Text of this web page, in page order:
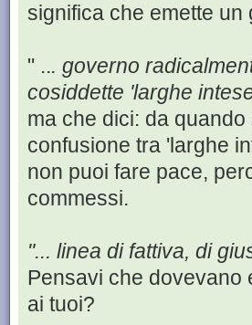
significa che emette
" ... governo
cosiddette 'larghe
ma che dici: da
confusione tra 'larghe
non puoi fare pace,
commessi.
"... linea di fattiva, di
Pensavi che dovevano
ai tuoi?